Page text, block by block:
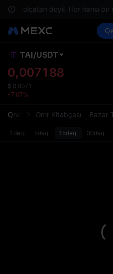
əlçatan deyil. Hər hansı bir
TAI/USDT
0,007188
$ 0,0071
-7,07%
Qrafik Əmr Kitabçası Bazar
1dəq. 5dəq. 15dəq. 30dəq.